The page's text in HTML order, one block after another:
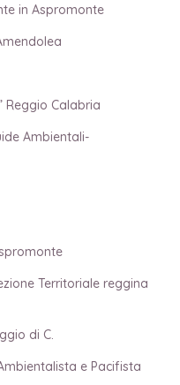
in Aspromonte
Reggio Calabria
Ambientali-
Territoriale reggina
di C.
e Pacifista